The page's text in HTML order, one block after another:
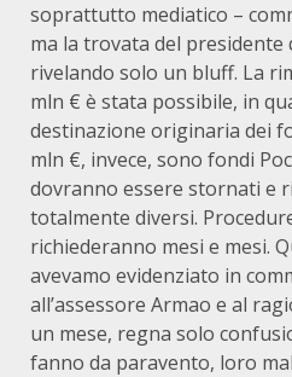
soprattutto mediatico –
ma la trovata del presidente
rivelando solo un bluff. La
mln € è stata possibile, in
destinazione originaria dei
mln €, invece, sono fondi
dovranno essere stornati e
totalmente diversi.
richiederanno mesi e mesi.
avevamo evidenziato in
all’assessore Armao e al
un mese, regna solo
fanno da paravento, loro